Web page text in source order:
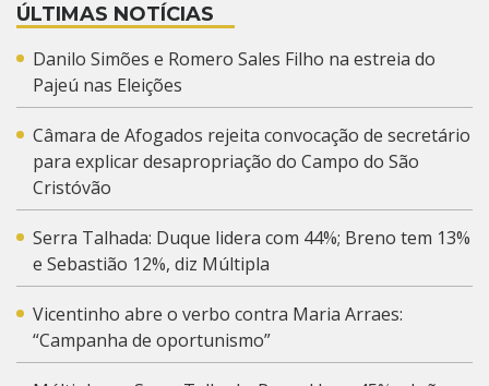
ÚLTIMAS NOTÍCIAS
Danilo Simões e Romero Sales Filho na estreia do
Pajeú nas Eleições
Câmara de Afogados rejeita convocação de secretário
para explicar desapropriação do Campo do São
Cristóvão
Serra Talhada: Duque lidera com 44%; Breno tem 13%
e Sebastião 12%, diz Múltipla
Vicentinho abre o verbo contra Maria Arraes:
“Campanha de oportunismo”